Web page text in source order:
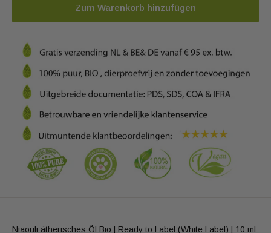
Zum Warenkorb hinzufügen
Niaouli ätherisches Öl Bio | Ready to Label (White Label) | 10 ml